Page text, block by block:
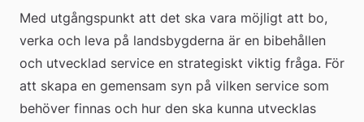
Med utgångspunkt att det ska vara möjligt att bo,
verka och leva på landsbygderna är en bibehållen
och utvecklad service en strategiskt viktig fråga. För
att skapa en gemensam syn på vilken service som
behöver finnas och hur den ska kunna utvecklas